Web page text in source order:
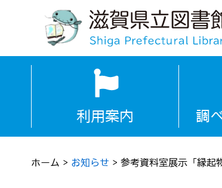
利用案内 調
ホーム > お知らせ > 参考資料室展示「縁起